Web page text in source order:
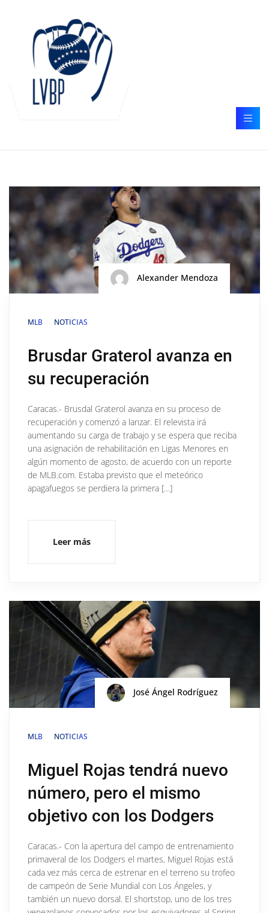
Alexander Mendoza
MLB NOTICIAS
Brusdar Graterol avanza en
su recuperación
Caracas.- Brusdal Graterol avanza en su proceso de
recuperación y comenzó a lanzar. El relevista irá
aumentando su carga de trabajo y se espera que reciba
una asignación de rehabilitación en Ligas Menores en
algún momento de agosto, de acuerdo con un reporte
de MLB.com. Estaba previsto que el meteórico
apagafuegos se perdiera la primera […]
Leer más
José Ángel Rodríguez
MLB NOTICIAS
Miguel Rojas tendrá nuevo
número, pero el mismo
objetivo con los Dodgers
Caracas.- Con la apertura del campo de entrenamiento
primaveral de los Dodgers el martes, Miguel Rojas está
cada vez más cerca de estrenar en el terreno su trofeo
de campeón de Serie Mundial con Los Ángeles, y
también un nuevo dorsal. El shortstop, uno de los tres